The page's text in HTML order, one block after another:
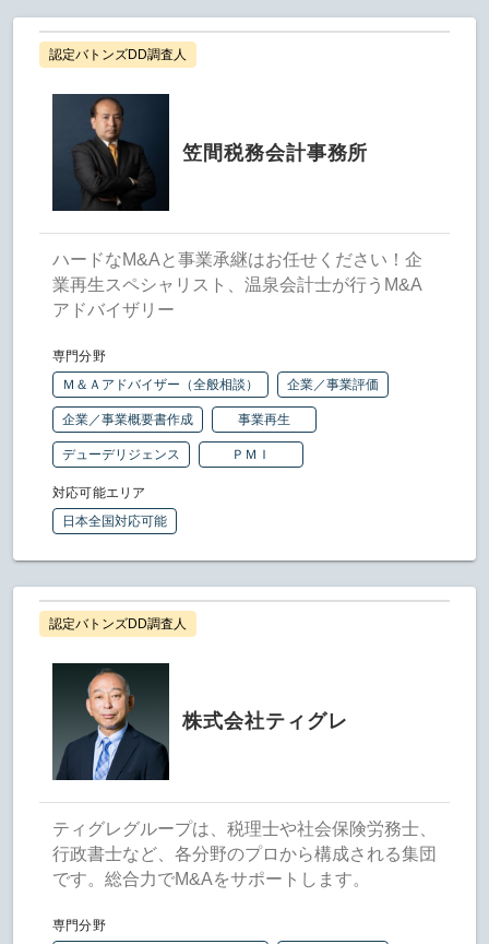
認定バトンズDD調査人
笠間税務会計事務所
ハードなM&Aと事業承継はお任せください！企
業再生スペシャリスト、温泉会計士が行うM&A
アドバイザリー
専門分野
Ｍ＆Ａアドバイザー（全般相談）
企業／事業評価
企業／事業概要書作成 事業再生
デューデリジェンス ＰＭＩ
対応可能エリア
日本全国対応可能
認定バトンズDD調査人
株式会社ティグレ
ティグレグループは、税理士や社会保険労務士、
行政書士など、各分野のプロから構成される集団
です。総合力でM&Aをサポートします。
専門分野